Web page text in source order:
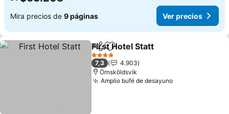
Mira precios de 9 páginas Ver precios
CompartirAgregar a favoritos
First Hotel Statt
4 Estrellas
7,3
4.903
Örnsköldsvik
Amplio bufé de desayunoVer precios